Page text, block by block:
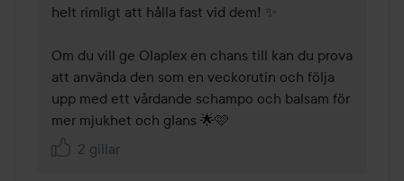
helt rimligt att hålla fast vid dem! ✨
Om du vill ge Olaplex en chans till kan du prova
att använda den som en veckorutin och följa
upp med ett vårdande schampo och balsam för
mer mjukhet och glans 🌟🩷
2 gillar